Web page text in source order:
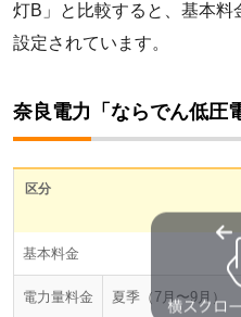
灯B」と比較すると、基本料
設定されています。
奈良電力「ならでん低圧
区分
基本料金
電力量料金 夏季（7月〜9月）